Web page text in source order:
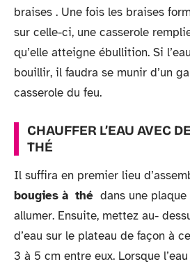
braises . Une fois les braises
sur celle-ci, une casserole
qu’elle atteigne ébullition. Si
bouillir, il faudra se munir d’un
casserole du feu.
CHAUFFER L’EAU AVEC
THÉ
Il suffira en premier lieu
bougies à thé dans une
allumer. Ensuite, mettez au-
d’eau sur le plateau de façon à
3 à 5 cm entre eux. Lorsque